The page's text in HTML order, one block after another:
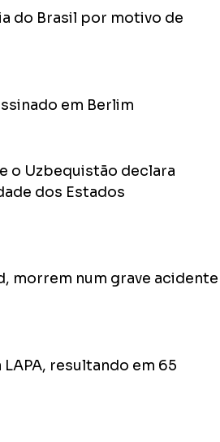
do Brasil por motivo de
em Berlim
o Uzbequistão declara
dos Estados
morrem num grave acidente
resultando em 65